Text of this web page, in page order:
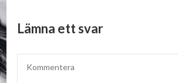
Lämna ett svar